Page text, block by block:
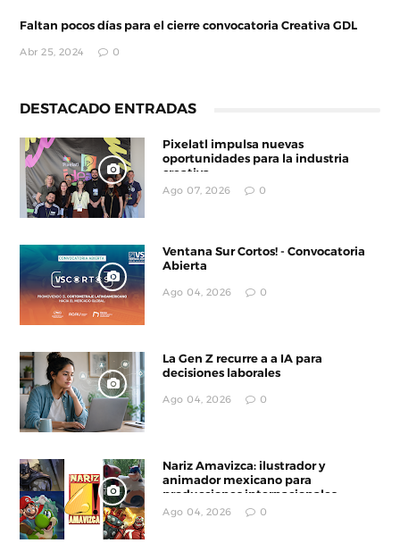
Faltan pocos días para el cierre convocatoria Creativa GDL
Abr 25, 2024 0
DESTACADO ENTRADAS
Pixelatl impulsa nuevas
oportunidades para la industria
creativa
Ago 07, 2026 0
Ventana Sur Cortos! - Convocatoria
Abierta
Ago 04, 2026 0
La Gen Z recurre a a IA para
decisiones laborales
Ago 04, 2026 0
Nariz Amavizca: ilustrador y
animador mexicano para
producciones internacionales
Ago 04, 2026 0